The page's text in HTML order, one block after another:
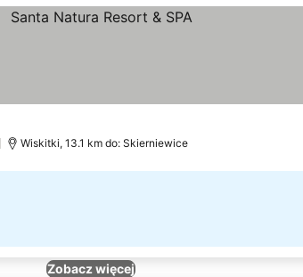
Wiskitki, 13.1 km do: Skierniewice
Zobacz więcej